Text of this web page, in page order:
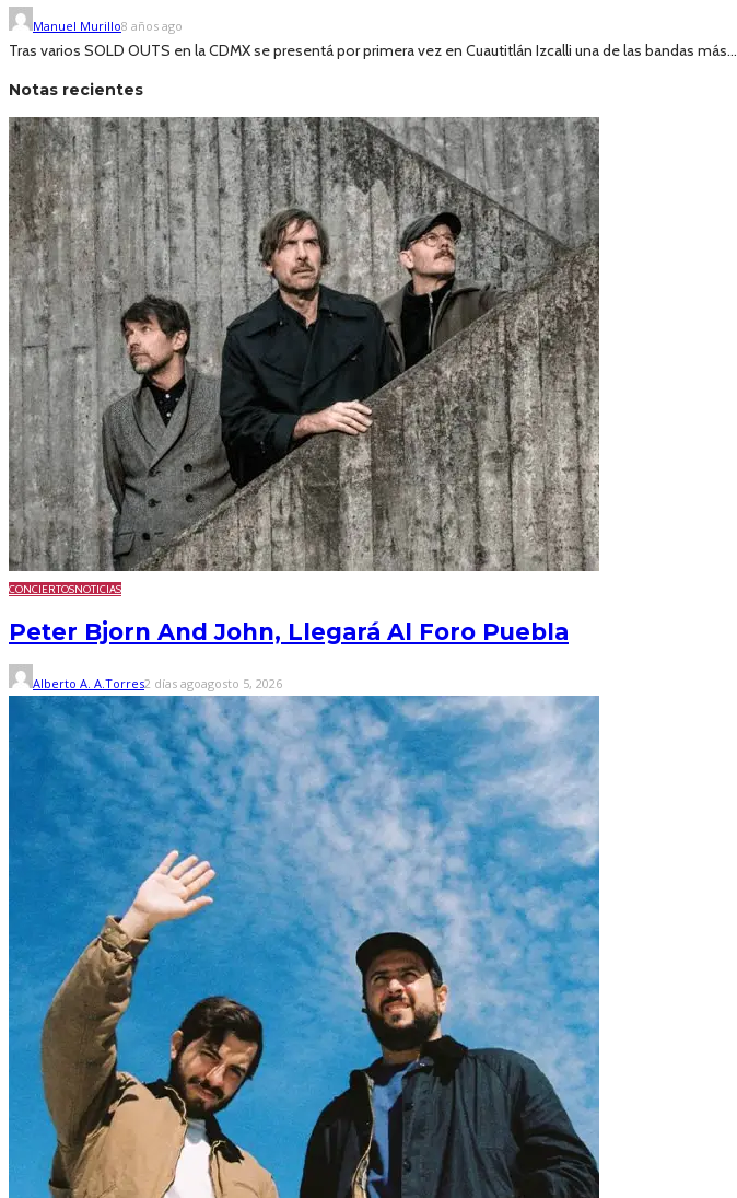
Manuel Murillo8 años ago
Tras varios SOLD OUTS en la CDMX se presentá por primera vez en Cuautitlán Izcalli una de las bandas más...
Notas recientes
CONCIERTOSNOTICIAS
Peter Bjorn And John, Llegará Al Foro Puebla
Alberto A. A.Torres2 días agoagosto 5, 2026